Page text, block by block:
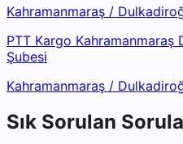
Kahramanmaraş /
PTT Kargo
Şubesi
Kahramanmaraş /
Sık Sorulan